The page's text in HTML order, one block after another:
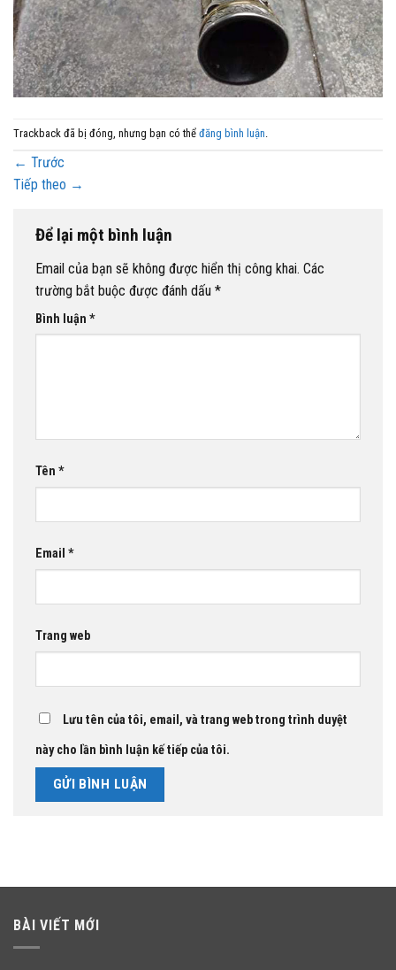
Trackback đã bị đóng, nhưng bạn có thể đăng bình luận.
← Trước
Tiếp theo →
Để lại một bình luận
Email của bạn sẽ không được hiển thị công khai. Các
trường bắt buộc được đánh dấu *
Bình luận *
Tên *
Email *
Trang web
Lưu tên của tôi, email, và trang web trong trình duyệt
này cho lần bình luận kế tiếp của tôi.
BÀI VIẾT MỚI